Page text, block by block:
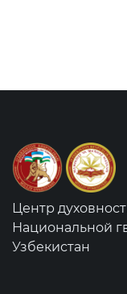
Центр
Национальной
Узбекистан